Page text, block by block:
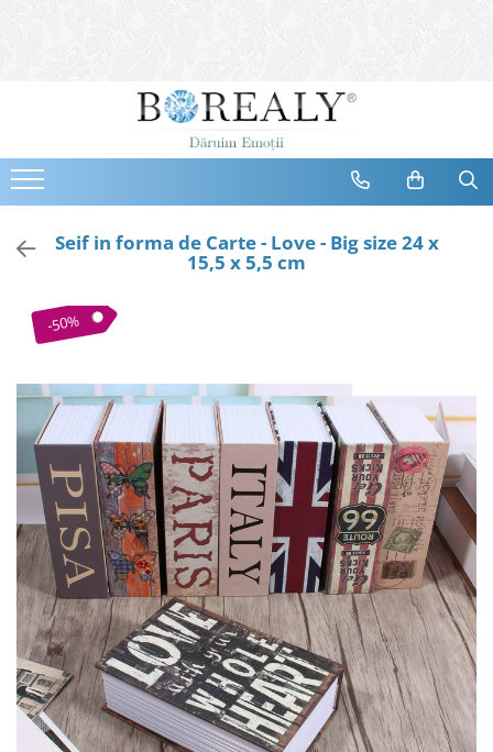
Bijuterii
Cercei
Bratari
Coliere
Tiare
Bijuterii Femei
Bijuterii Copii
Bijuterii Mirese
Selectii
Reduceri
Cele mai noi
Cele mai vandute
Cele mai votate
Cu video
Pret
0 Lei - 100 Lei
100 Lei - 200 Lei
200 Lei - 300 Lei
Seif in forma de Carte - Love - Big size 24 x
15,5 x 5,5 cm
-50%